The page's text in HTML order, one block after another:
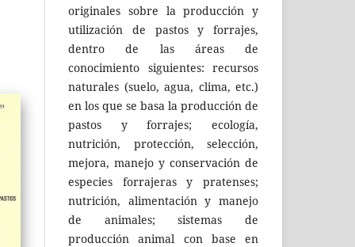
originales sobre la producción y
utilización de pastos y forrajes,
dentro de las áreas de
conocimiento siguientes: recursos
naturales (suelo, agua, clima, etc.)
en los que se basa la producción de
pastos y forrajes; ecología,
nutrición, protección, selección,
mejora, manejo y conservación de
especies forrajeras y pratenses;
nutrición, alimentación y manejo
de animales; sistemas de
producción animal con base en